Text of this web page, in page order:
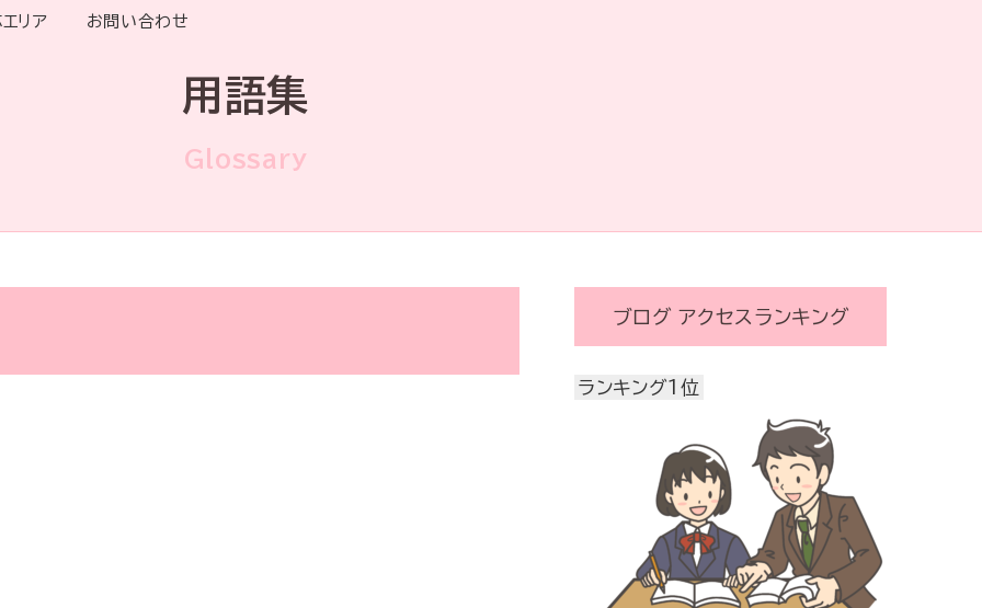
リア お問い合わせ
用語集
Glossary
ブログ アクセスランキング
ランキング1位